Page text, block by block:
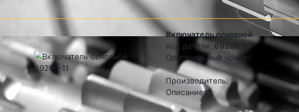
Включатель основной
Код детали: 6920P-11
Оригинальный номер:
Производитель:
Описание: